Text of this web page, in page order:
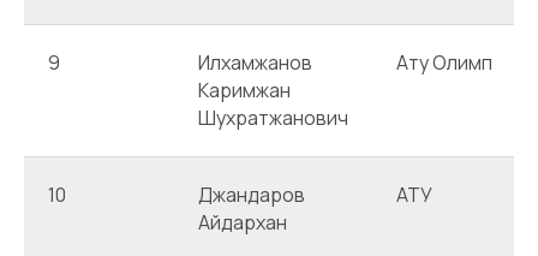
9
Илхамжанов
Каримжан
Шухратжанович
Ату Олимп
10
Джандаров
Айдархан
АТУ